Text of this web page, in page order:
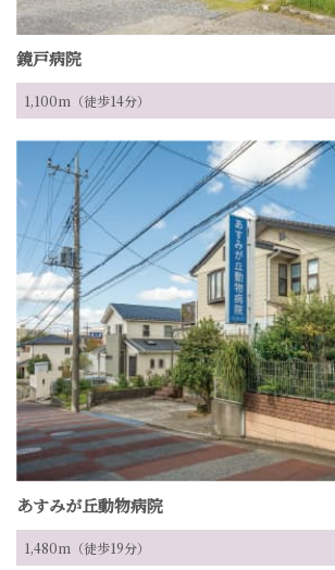
鏡戸病院
1,100m（徒歩14分）
あすみが丘動物病院
1,480m（徒歩19分）